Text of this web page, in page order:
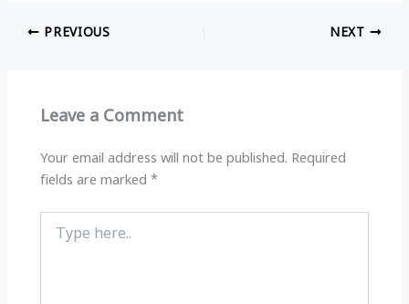
at
s
p
e
g
m o
k
PREVIOUS NEXT
Leave a Comment
Your email address will not be published. Required
fields are marked*
here..